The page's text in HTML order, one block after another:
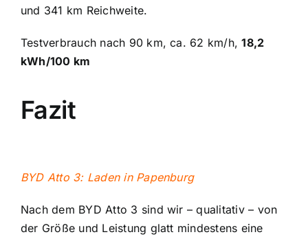
und 341 km Reichweite.
Testverbrauch nach 90 km, ca. 62 km/h,18,2
kWh/100 km
Fazit
BYD Atto 3: Laden in Papenburg
Nach dem BYD Atto 3 sind wir – qualitativ – von
der Größe und Leistung glatt mindestens eine